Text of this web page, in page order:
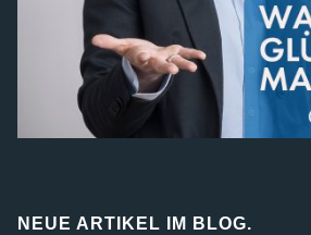
NEUE ARTIKEL IM BLOG.